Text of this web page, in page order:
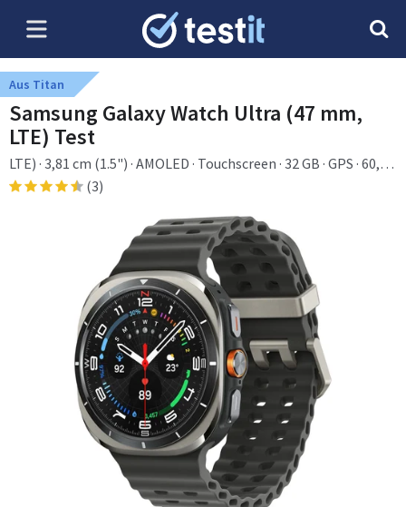
Aus Titan
Samsung Galaxy Watch Ultra (47 mm,
LTE) Test
LTE) · 3,81 cm (1.5") · AMOLED · Touchscreen · 32 GB · GPS · 60,5
g
(3)